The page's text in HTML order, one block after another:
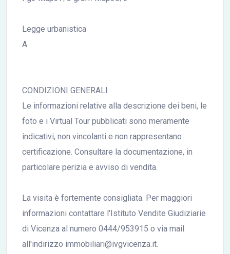
Legge urbanistica
A
CONDIZIONI GENERALI
Le informazioni relative alla descrizione dei beni, le
foto e i Virtual Tour pubblicati sono meramente
indicativi, non vincolanti e non rappresentano
certificazione. Consultare la documentazione, in
particolare perizia e avviso di vendita.
La visita è fortemente consigliata. Per maggiori
informazioni contattare l'Istituto Vendite Giudiziarie
di Vicenza al numero 0444/953915 o via mail
all'indirizzo immobiliari@ivgvicenza.it.